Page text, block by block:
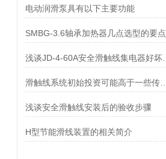
电动润滑泵具有以下主要功能
SMBG-3.6轴承加热器几点选型的要点
浅谈安全滑触线安装后的验收步骤
H型节能滑线装置的相关简介